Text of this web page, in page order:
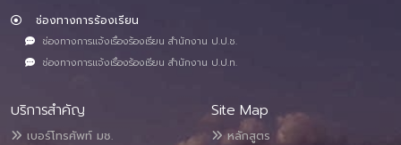
ช่องทางการร้องเรียน
ช่องทางการแจ้งเรื่องร้องเรียน สำนักงาน ป.ป.ช.
ช่องทางการแจ้งเรื่องร้องเรียน สำนักงาน ป.ป.ท.
บริการสำคัญ
เบอร์โทรศัพท์ มช.
Site Map
หลักสูตร